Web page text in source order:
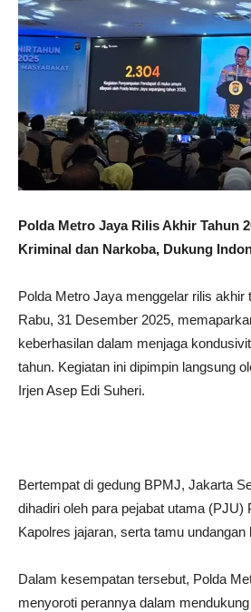
Polda Metro Jaya Rilis Akhir Tahun
Kriminal dan Narkoba, Dukung
Polda Metro Jaya menggelar rilis akhir
Rabu, 31 Desember 2025,
keberhasilan dalam menjaga
tahun. Kegiatan ini dipimpin langsung
Irjen Asep Edi Suheri.
Bertempat di gedung BPMJ, Jakarta
dihadiri oleh para pejabat utama (PJU)
Kapolres jajaran, serta tamu undangan
Dalam kesempatan tersebut, Polda
menyoroti perannya dalam